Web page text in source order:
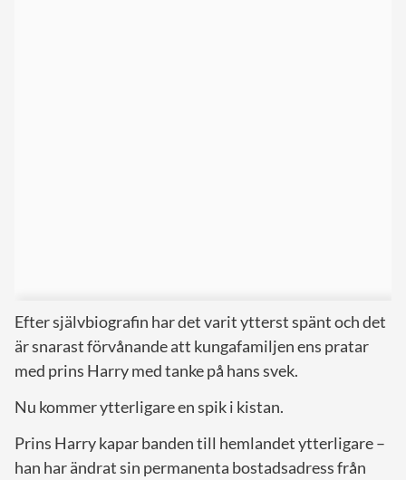
Efter självbiografin har det varit ytterst spänt och det
är snarast förvånande att kungafamiljen ens pratar
med prins Harry med tanke på hans svek.
Nu kommer ytterligare en spik i kistan.
Prins Harry kapar banden till hemlandet ytterligare –
han har ändrat sin permanenta bostadsadress från